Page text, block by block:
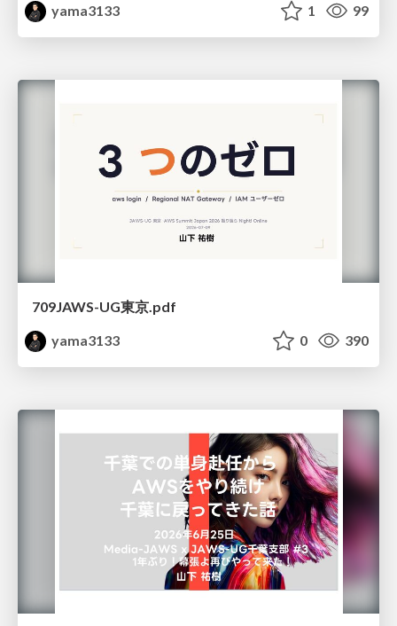
yama3133
1 99
709JAWS-UG東京.pdf
yama3133
0 390